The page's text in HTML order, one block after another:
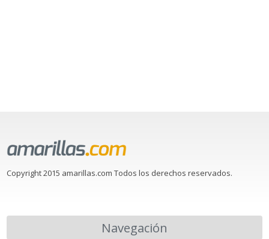
Copyright 2015 amarillas.com Todos los derechos reservados.
Navegación